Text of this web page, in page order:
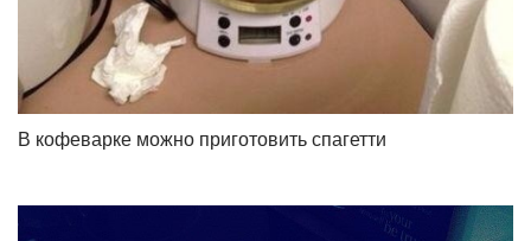
В кофеварке можно приготовить спагетти